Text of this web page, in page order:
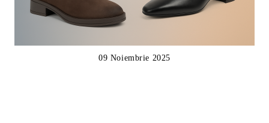
09 Noiembrie 2025